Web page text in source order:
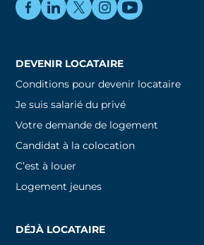
DEVENIR LOCATAIRE
Conditions pour devenir locataire
Je suis salarié du privé
Votre demande de logement
Candidat à la colocation
C’est à louer
Logement jeunes
DÉJÀ LOCATAIRE